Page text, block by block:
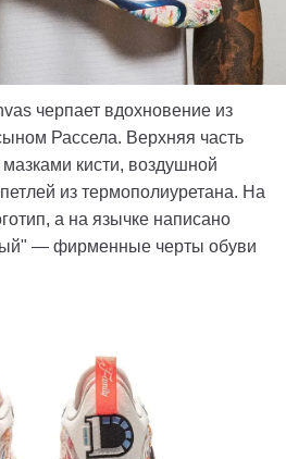
черпает вдохновение из
Рассела. Верхняя часть
кисти, воздушной
из термополиуретана. На
а на язычке написано
— фирменные черты обуви